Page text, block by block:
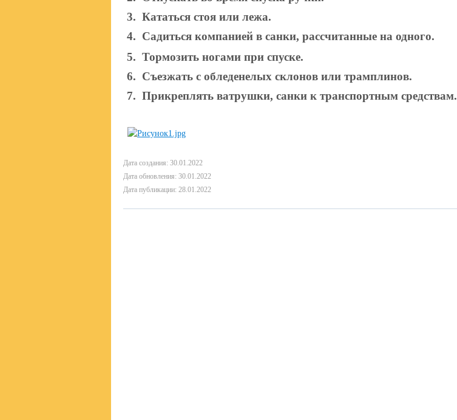
3. Кататься стоя или лежа.
4. Садиться компанией в санки, рассчитанные на одного.
5. Тормозить ногами при спуске.
6. Съезжать с обледенелых склонов или трамплинов.
7. Прикреплять ватрушки, санки к транспортным средствам.
Дата создания: 30.01.2022
Дата обновления: 30.01.2022
Дата публикации: 28.01.2022